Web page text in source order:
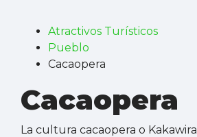
Atractivos Turísticos
Pueblo
Cacaopera
Cacaopera
La cultura cacaopera o Kakawira